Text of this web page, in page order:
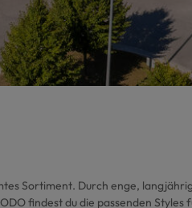
Sortiment. Durch enge,
findest du die passenden Styles